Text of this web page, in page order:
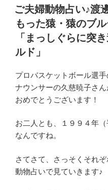
稿
日:
ご夫婦動物占い♪渡
もった猿・猿のブ
「まっしぐらに突
ルド」
プロバスケットボール選
ナウンサーの久慈暁子さん
おめでとうございます！
お二人とも、１９９４年
なんですね。
さてさて、さっそくそれ
動物占いで見ていきます♪